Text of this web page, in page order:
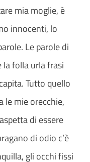
mia moglie, è
innocenti, lo
Le parole di
folla urla frasi
Tutto quello
le mie orecchie,
di essere
di odio c’è
gli occhi fissi